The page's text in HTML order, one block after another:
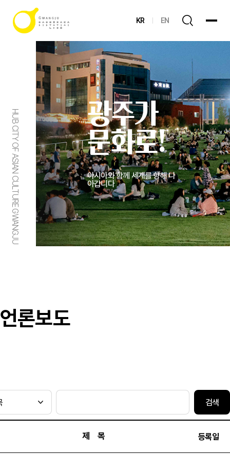
KR EN
HUB CITY OF ASIAN CULTURE GWANGJU
광주가
문화로!
아시아와 함께 세계를 향해 나
아갑니다
언론보도
제 목 등록일
검색